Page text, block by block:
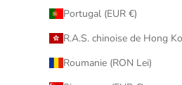
Portugal (EUR €)
Roumanie (RON Lei)